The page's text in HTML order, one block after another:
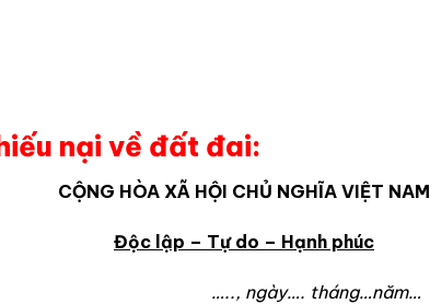
nại về đất đai:
CỘNG HÒA XÃ HỘI CHỦ NGHĨA VIỆT NAM
Độc lập – Tự do – Hạnh phúc
tháng…năm…